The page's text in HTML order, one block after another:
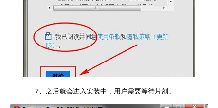
7、之后就会进入安装中，用户需要等待片刻。